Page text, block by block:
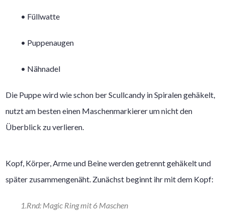
• Füllwatte
• Puppenaugen
• Nähnadel
Die Puppe wird wie schon ber Scullcandy in Spiralen gehäkelt,
nutzt am besten einen Maschenmarkierer um nicht den
Überblick zu verlieren.
Kopf, Körper, Arme und Beine werden getrennt gehäkelt und
später zusammengenäht. Zunächst beginnt ihr mit dem Kopf:
1.Rnd: Magic Ring mit 6 Maschen